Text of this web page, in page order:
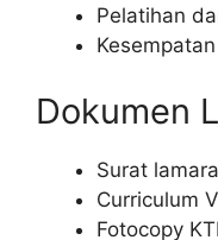
Pelatihan
Dokumen
Surat
Curriculum
Fotocopy